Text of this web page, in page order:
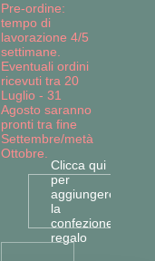
Pre-ordine:
tempo di
lavorazione 4/5
settimane.
Eventuali ordini
ricevuti tra 20
Luglio - 31
Agosto saranno
pronti tra fine
Settembre/metà
Ottobre.
Clicca qui
per
aggiungere
la
confezione
regalo